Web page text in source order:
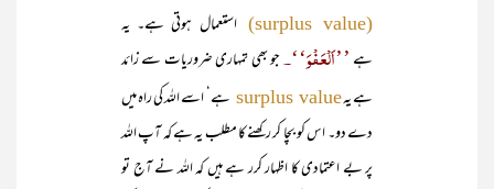
(surplus value)
استعمال ہوتی ہے۔ یہ
ہے’’اَلْعَفْوَ‘‘۔جو بھی تمہاری ضروریات سے زائد
ہے یہsurplus value ہے‘ اسے اللہ کی راہ میں
دے دو۔ اس کو بچا کر رکھنے کا مطلب یہ ہے کہ آپ اللہ
پر بے اعتمادی کا اظہار کرر ہے ہیں کہ اللہ نے آج تو